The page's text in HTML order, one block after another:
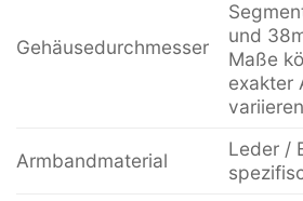
Gehäusedurchmesser
und
Maße
exakter
Armbandmaterial
Leder /